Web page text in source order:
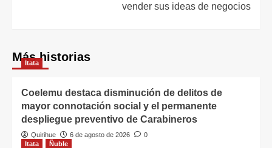
vender sus ideas de negocios
Más historias
Itata
Coelemu destaca disminución de delitos de
mayor connotación social y el permanente
despliegue preventivo de Carabineros
Quirihue 6 de agosto de 2026
0
Itata
Ñuble